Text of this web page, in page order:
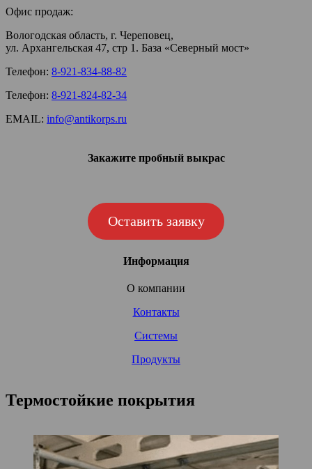
Офис продаж:
Вологодская область, г. Череповец,
ул. Архангельская 47, стр 1. База «Северный мост»
Телефон: 8-921-834-88-82
Телефон: 8-921-824-82-34
EMAIL: info@antikorps.ru
Закажите пробный выкрас
Оставить заявку
Информация
О компании
Контакты
Системы
Продукты
Термостойкие покрытия